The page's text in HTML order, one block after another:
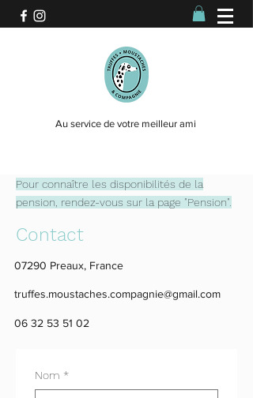
Au service de votre meilleur ami
Pour connaître les disponibilités de la
pension, rendez-vous sur la page "Pension".
06 32 53 51 02
Nom *
07290 Preaux, France
Contact
truffes.moustaches.compagnie@gmail.com